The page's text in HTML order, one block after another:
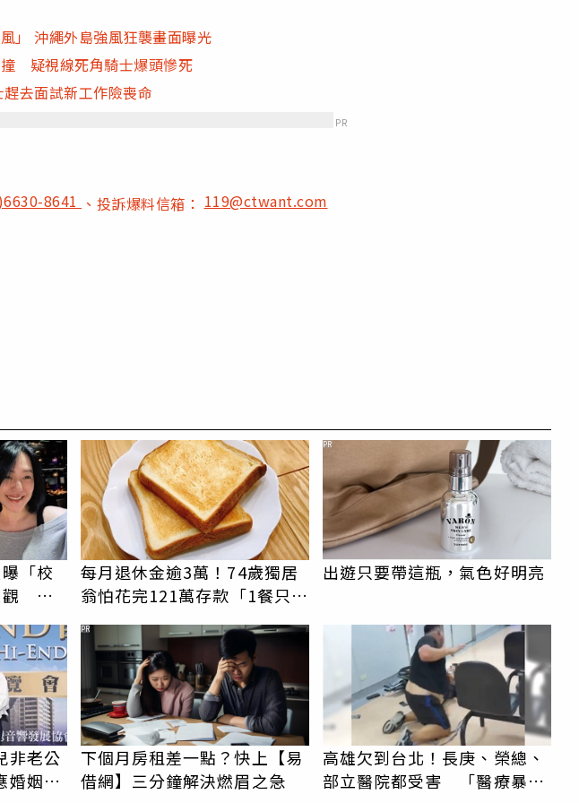
」 沖繩外島強風狂襲畫面曝光
疑視線死角騎士爆頭慘死
去面試新工作險喪命
PR
8641 、投訴爆料信箱：119@ctwant.com
「校
觀 網
每月退休金逾3萬！74歲獨居
翁怕花完121萬存款「1餐只吃
1片吐司」 半年後暴瘦嚇壞
女兒
出遊只要帶這瓶，氣色好明亮
PR
非老公
姻現
下個月房租差一點？快上【易
借網】三分鐘解決燃眉之急
PR
高雄欠到台北！長庚、榮總、
部立醫院都受害 「醫療暴力